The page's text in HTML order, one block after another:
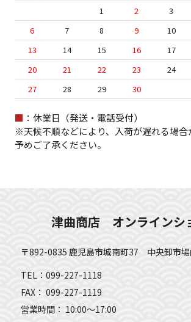
1
2 3
6
7 8 9 10
13
14 15 16 17
20
21 22 23 24
27
28 29 30
■ ：休業日（発送・電話受付）
※天候不順などにより、入荷が遅れる場合
予めご了承ください。
津曲商店 オンラインシ
〒892-0835 鹿児島市城南町37 中央卸市場
TEL：099-227-1118
FAX： 099-227-1119
営業時間： 10:00～17:00